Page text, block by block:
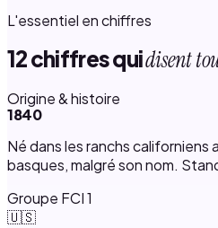
L'essentiel en chiffres
12 chiffres quidisent
Origine & histoire
1840
Né dans les ranchs californiens
basques, malgré son nom.
Groupe FCI 1
🇺🇸